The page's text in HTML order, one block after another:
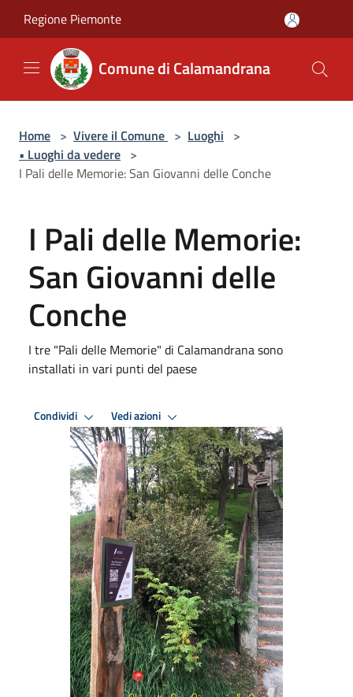
Regione Piemonte
Comune di Calamandrana
Home > Vivere il Comune > Luoghi >
• Luoghi da vedere >
I Pali delle Memorie: San Giovanni delle Conche
I Pali delle Memorie:
San Giovanni delle
Conche
I tre "Pali delle Memorie" di Calamandrana sono
installati in vari punti del paese
Condividi Vedi azioni